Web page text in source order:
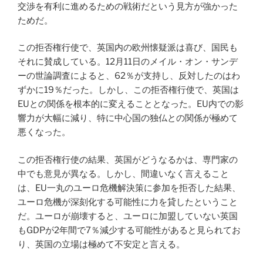
交渉を有利に進めるための戦術だという見方が強かった
ためだ。
この拒否権行使で、英国内の欧州懐疑派は喜び、国民も
それに賛成している。12月11日のメイル・オン・サンデ
ーの世論調査によると、62％が支持し、反対したのはわ
ずかに19％だった。しかし、この拒否権行使で、英国は
EUとの関係を根本的に変えることとなった。EU内での影
響力が大幅に減り、特に中心国の独仏との関係が極めて
悪くなった。
この拒否権行使の結果、英国がどうなるかは、専門家の
中でも意見が異なる。しかし、間違いなく言えること
は、EU一丸のユーロ危機解決策に参加を拒否した結果、
ユーロ危機が深刻化する可能性に力を貸したということ
だ。ユーロが崩壊すると、ユーロに加盟していない英国
もGDPが2年間で7％減少する可能性があると見られてお
り、英国の立場は極めて不安定と言える。